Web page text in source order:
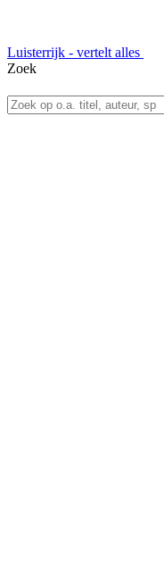
Luisterrijk - vertelt alles
Zoek